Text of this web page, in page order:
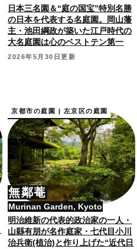
日本三名園＆“庭の国宝”特別名勝
の日本を代表する名庭園。岡山藩
主・池田綱政が築いた江戸時代の
大名庭園は心のベストテン第一
位！
2026年5月30日更新
京都市の庭園 | 左京区の庭園
無鄰菴
Murinan Garden, Kyoto
明治維新の代表的政治家の一人・
山縣有朋が名作庭家・七代目小川
治兵衛(植治)と作り上げた“近代日